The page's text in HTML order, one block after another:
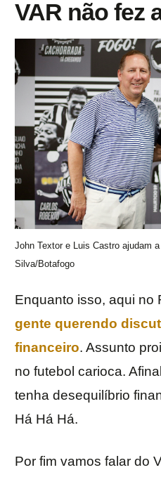
VAR não fez
John Textor e Luis Castro ajudam
Silva/Botafogo
Enquanto isso, aqui no
gente querendo
financeiro. Assunto
no futebol carioca.
tenha desequilíbrio
Há Há Há.
Por fim vamos falar do